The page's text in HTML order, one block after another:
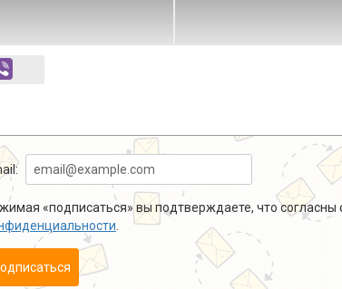
«подписаться» вы подтверждаете, что согласны